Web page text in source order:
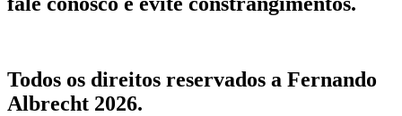
Todos os direitos reservados a Fernando
Albrecht 2026.